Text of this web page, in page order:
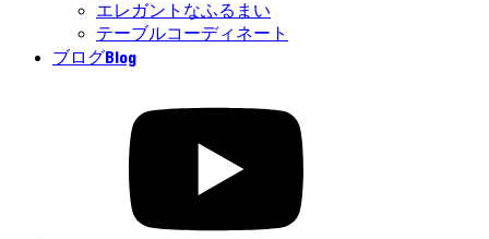
エレガントなふるまい
テーブルコーディネート
ブログBlog